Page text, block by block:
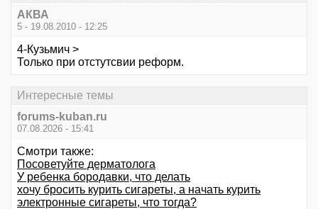
АКВА
5 - 19.08.2010 - 12:25
4-Кузьмич >
Только при отстутсвии реформ.
Интересные темы
forums-kuban.ru
07.08.2026 - 15:41
Смотри также:
Посоветуйте дерматолога
У ребенка бородавки, что делать
хочу бросить курить сигареты, а начать курить
электронные сигареты, что тогда?